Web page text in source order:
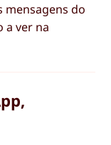
mensagens do
a ver na